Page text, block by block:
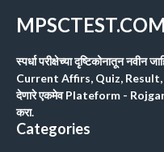
MPSCTEST.COM
स्पर्धा परीक्षेच्या दृष्टिकोनातून नवीन
Current Affirs, Quiz, Result,
देणारे एकमेव Plateform -
करा.
Categories